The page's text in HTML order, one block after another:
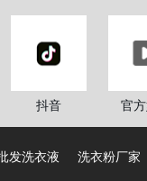
抖音 官
发洗衣液 洗衣粉厂家